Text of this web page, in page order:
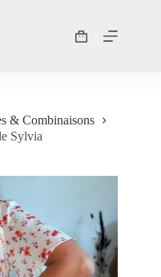
Panier
& Combinaisons
Sylvia